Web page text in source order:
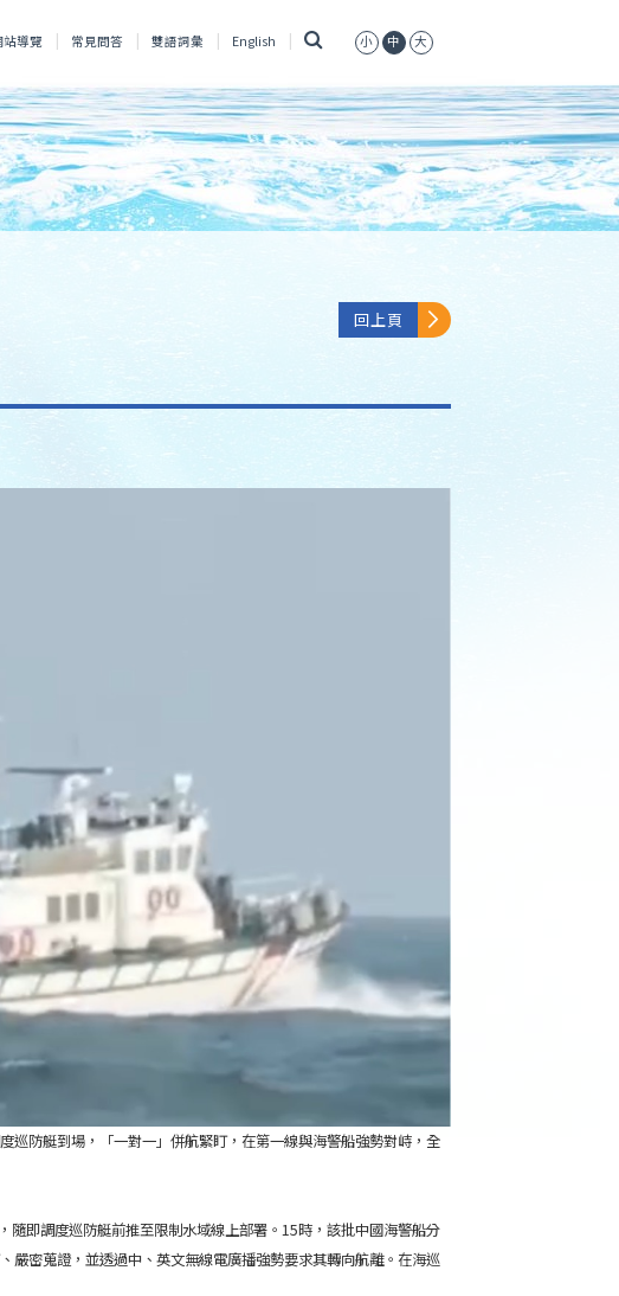
站導覽 常見問答 雙語詞彙 English 小 中 大
回上頁
巡防艇到場，「一對一」併航緊盯，在第一線與海警船強勢對峙，全
即調度巡防艇前推至限制水域線上部署。15時，該批中國海警船分
嚴密蒐證，並透過中、英文無線電廣播強勢要求其轉向航離。在海巡